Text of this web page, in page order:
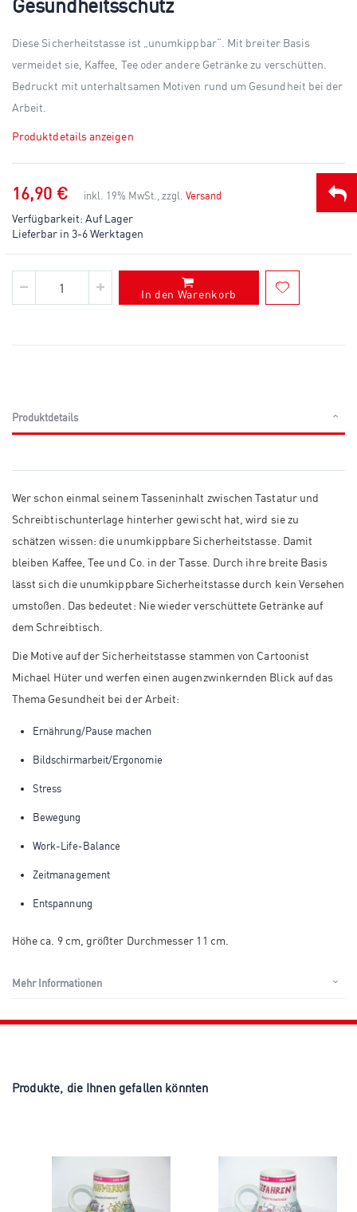
of
images
Gesundheitsschutz
Diese Sicherheitstasse ist „unumkippbar“. Mit breiter Basis
vermeidet sie, Kaffee, Tee oder andere Getränke zu verschütten.
Bedruckt mit unterhaltsamen Motiven rund um Gesundheit bei der
Arbeit.
Produktdetails anzeigen
16,90 € inkl. 19% MwSt., zzgl. Versand
Verfügbarkeit: Auf Lager
Lieferbar in 3-6 Werktagen
In den Warenkorb
Produktdetails
Wer schon einmal seinem Tasseninhalt zwischen Tastatur und
Schreibtischunterlage hinterher gewischt hat, wird sie zu
schätzen wissen: die unumkippbare Sicherheitstasse. Damit
bleiben Kaffee, Tee und Co. in der Tasse. Durch ihre breite Basis
lässt sich die unumkippbare Sicherheitstasse durch kein Versehen
umstoßen. Das bedeutet: Nie wieder verschüttete Getränke auf
dem Schreibtisch.
Die Motive auf der Sicherheitstasse stammen von Cartoonist
Michael Hüter und werfen einen augenzwinkernden Blick auf das
Thema Gesundheit bei der Arbeit:
Ernährung/Pause machen
Bildschirmarbeit/Ergonomie
Stress
Bewegung
Work-Life-Balance
Zeitmanagement
Entspannung
Höhe ca. 9 cm, größter Durchmesser 11 cm.
Mehr Informationen
Produkte, die Ihnen gefallen könnten